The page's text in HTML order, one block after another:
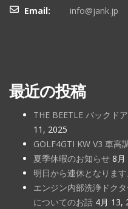
Email:
info@jank.jp
最近の投稿
THE BEETLE バックド
11, 2025
GOLF4GTI KW V3 車高
夏季休暇のお知らせ 8月
明日から連休となります
エンジン内部洗浄ドク
についてのお話 4月 13,